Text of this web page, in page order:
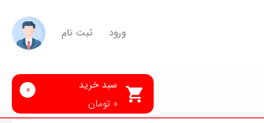
ورود ثبت نام
سبد خرید
0 تومان
0